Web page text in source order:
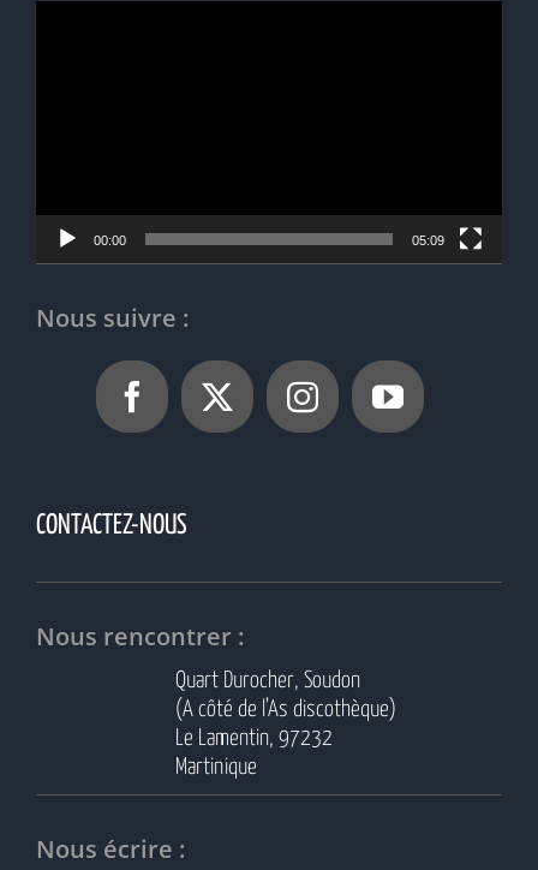
00:00 05:09
Nous suivre :
CONTACTEZ-NOUS
Nous rencontrer :
Quart Durocher, Soudon
(A côté de l’As discothèque)
Le Lamentin, 97232
Martinique
Nous écrire :